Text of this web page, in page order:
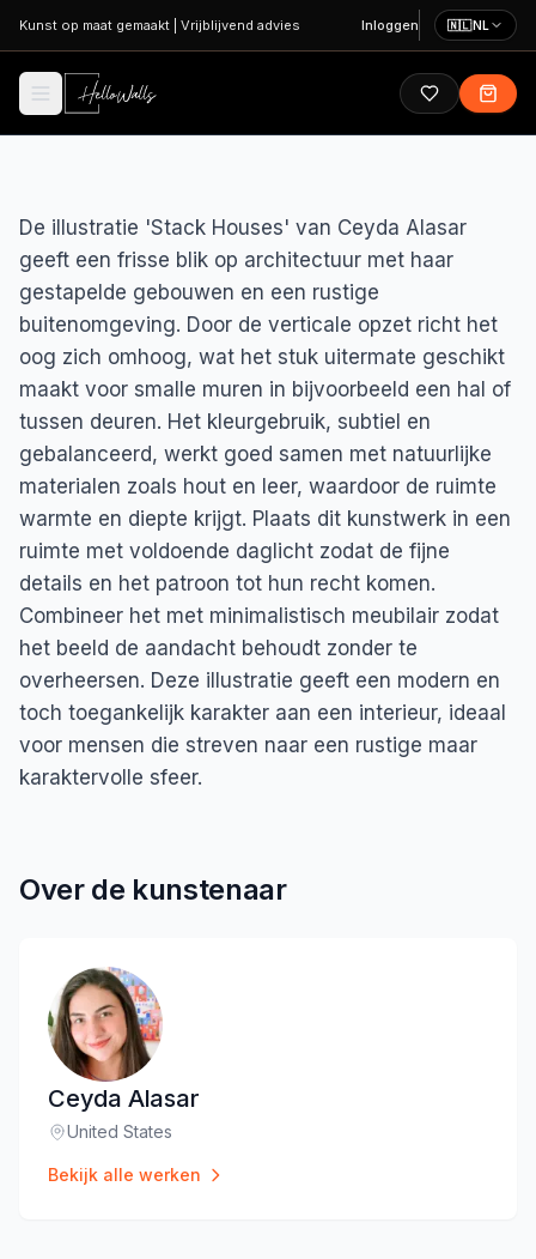
Ga naar hoofdinhoud
Kunst op maat gemaakt Vrijblijvend advies Inloggen 🇳🇱NL
De illustratie 'Stack Houses' van Ceyda Alasar
geeft een frisse blik op architectuur met haar
gestapelde gebouwen en een rustige
buitenomgeving. Door de verticale opzet richt het
oog zich omhoog, wat het stuk uitermate geschikt
maakt voor smalle muren in bijvoorbeeld een hal of
tussen deuren. Het kleurgebruik, subtiel en
gebalanceerd, werkt goed samen met natuurlijke
materialen zoals hout en leer, waardoor de ruimte
warmte en diepte krijgt. Plaats dit kunstwerk in een
ruimte met voldoende daglicht zodat de fijne
details en het patroon tot hun recht komen.
Combineer het met minimalistisch meubilair zodat
het beeld de aandacht behoudt zonder te
overheersen. Deze illustratie geeft een modern en
toch toegankelijk karakter aan een interieur, ideaal
voor mensen die streven naar een rustige maar
karaktervolle sfeer.
Over de kunstenaar
Ceyda Alasar
Locatie:
United States
Bekijk alle werken